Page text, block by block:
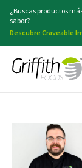
¿Buscas productos
sabor?
Descubre Craveable